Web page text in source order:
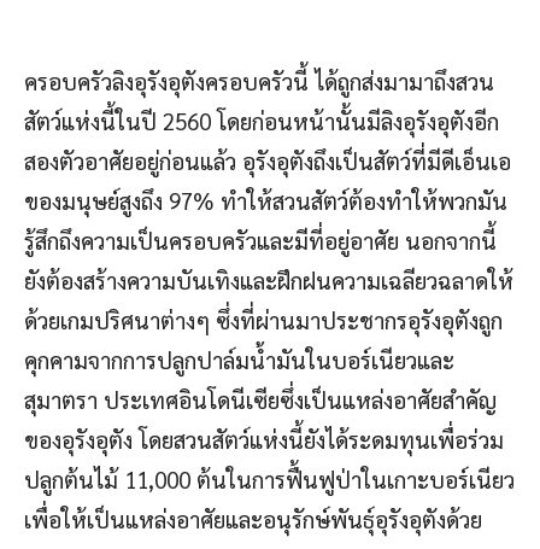
ครอบครัวลิงอุรังอุตังครอบครัวนี้ ได้ถูกส่งมามาถึงสวน
สัตว์แห่งนี้ในปี 2560 โดยก่อนหน้านั้นมีลิงอุรังอุตังอีก
สองตัวอาศัยอยู่ก่อนแล้ว อุรังอุตังถึงเป็นสัตว์ที่มีดีเอ็นเอ
ของมนุษย์สูงถึง 97% ทำให้สวนสัตว์ต้องทำให้พวกมัน
รู้สึกถึงความเป็นครอบครัวและมีที่อยู่อาศัย นอกจากนี้
ยังต้องสร้างความบันเทิงและฝึกฝนความเฉลียวฉลาดให้
ด้วยเกมปริศนาต่างๆ ซึ่งที่ผ่านมาประชากรอุรังอุตังถูก
คุกคามจากการปลูกปาล์มน้ำมันในบอร์เนียวและ
สุมาตรา ประเทศอินโดนีเซียซึ่งเป็นแหล่งอาศัยสำคัญ
ของอุรังอุตัง โดยสวนสัตว์แห่งนี้ยังได้ระดมทุนเพื่อร่วม
ปลูกต้นไม้ 11,000 ต้นในการฟื้นฟูป่าในเกาะบอร์เนียว
เพื่อให้เป็นแหล่งอาศัยและอนุรักษ์พันธุ์อุรังอุตังด้วย